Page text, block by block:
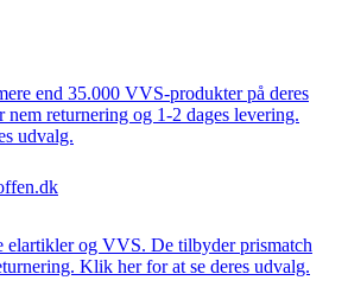
end 35.000 VVS-produkter på deres
returnering og 1-2 dages levering.
udvalg.
elartikler og VVS. De tilbyder prismatch
Klik her for at se deres udvalg.